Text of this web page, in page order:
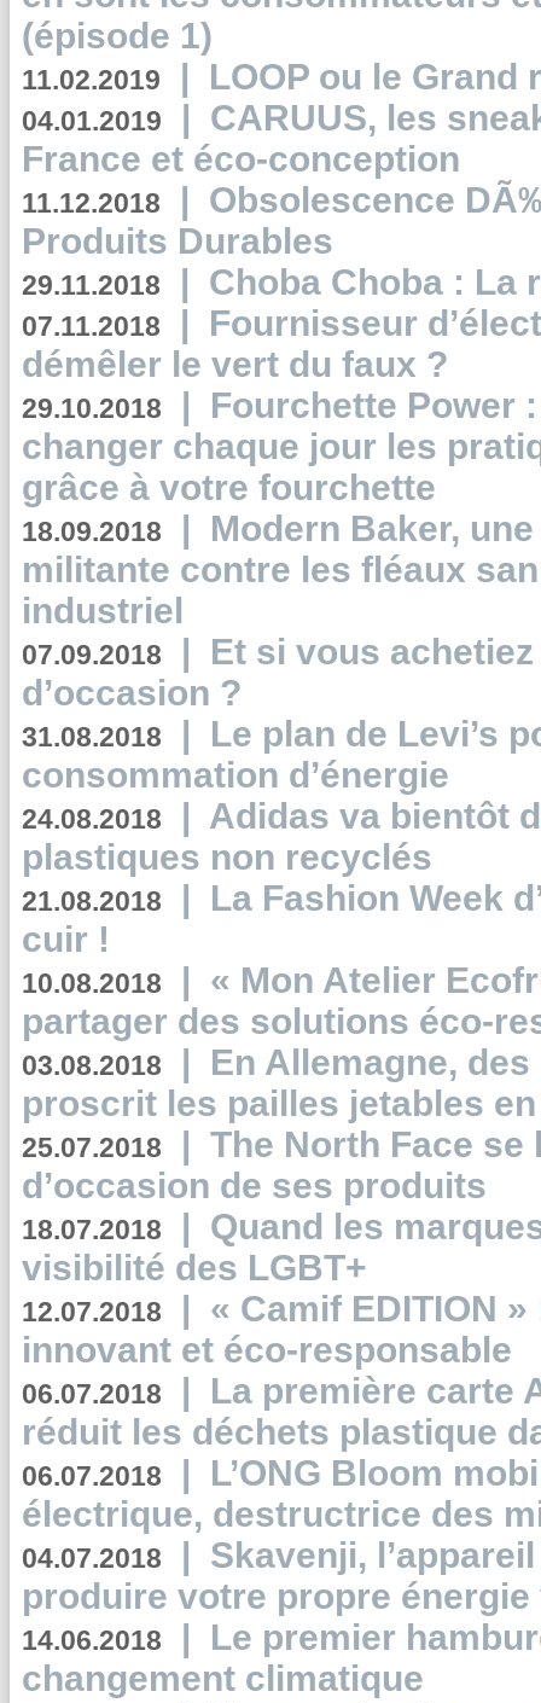
(épisode 1)
11.02.2019 | LOOP ou le Grand
04.01.2019 | CARUUS, les
France et éco-conception
11.12.2018 | Obsolescence
Produits Durables
29.11.2018 | Choba Choba : La
07.11.2018 | Fournisseur
démêler le vert du faux ?
29.10.2018 | Fourchette Power
changer chaque jour les
grâce à votre fourchette
18.09.2018 | Modern Baker,
militante contre les fléaux
industriel
07.09.2018 | Et si vous
d’occasion ?
31.08.2018 | Le plan de Levi’s
consommation d’énergie
24.08.2018 | Adidas va bientôt
plastiques non recyclés
21.08.2018 | La Fashion Week
cuir !
10.08.2018 | « Mon Atelier
partager des solutions éco-
03.08.2018 | En Allemagne,
proscrit les pailles jetables
25.07.2018 | The North Face se
d’occasion de ses produits
18.07.2018 | Quand les
visibilité des LGBT+
12.07.2018 | « Camif EDITION
innovant et éco-responsable
06.07.2018 | La première carte
réduit les déchets plastique
06.07.2018 | L’ONG Bloom
électrique, destructrice des
04.07.2018 | Skavenji,
produire votre propre
14.06.2018 | Le premier
changement climatique